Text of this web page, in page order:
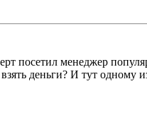
посетил менеджер
деньги? И тут одному